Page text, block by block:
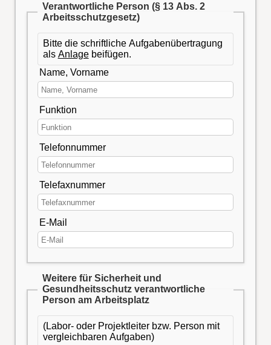
Verantwortliche Person (§ 13 Abs. 2
Arbeitsschutzgesetz)
Bitte die schriftliche Aufgabenübertragung
als Anlagebeifügen.
Name, Vorname
Funktion
Telefonnummer
Telefaxnummer
E-Mail
Weitere für Sicherheit und
Gesundheitsschutz verantwortliche
Person am Arbeitsplatz
(Labor- oder Projektleiter bzw. Person mit
vergleichbaren Aufgaben)